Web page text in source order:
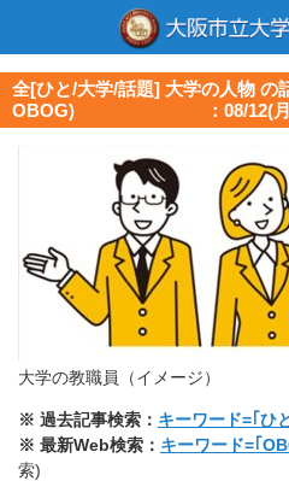
全[ひと/大学/話題] 大学の人物 の
OBOG) ：08/12(月)更
大学の教職員（イメージ）
※ 過去記事検索： キーワード=｢ひ
※ 最新Web検索： キーワード=｢
索)